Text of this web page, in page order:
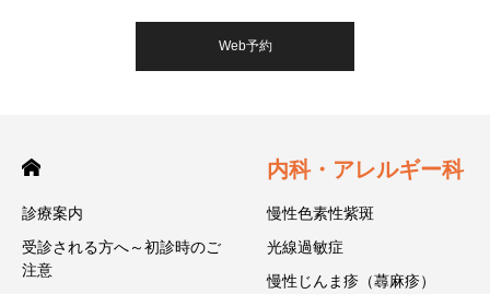
Web予約
診療案内
受診される方へ～初診時のご
注意
内科・アレルギー科
慢性色素性紫斑
光線過敏症
慢性じんま疹（蕁麻疹）